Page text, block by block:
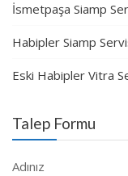
İsmetpaşa Siamp
Habipler Siamp
Eski Habipler Vitra
Talep Formu
Adınız